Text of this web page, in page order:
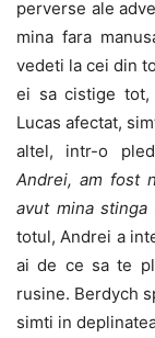
perverse ale
mina fara
vedeti la cei din
ei sa cistige tot,
Lucas afectat,
altel, intr-o
Andrei, am fost
avut mina stinga
totul, Andrei a
ai de ce sa te
rusine. Berdych
simti in